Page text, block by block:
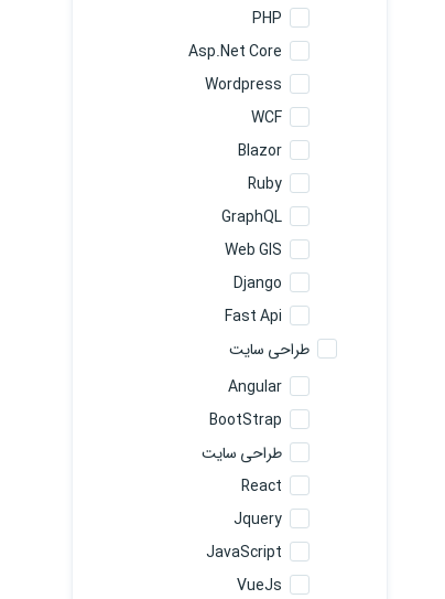
PHP
Asp.Net Core
Wordpress
WCF
Blazor
Ruby
GraphQL
Web GIS
Django
Fast Api
طراحی سایت
Angular
BootStrap
طراحی سایت
React
Jquery
JavaScript
VueJs